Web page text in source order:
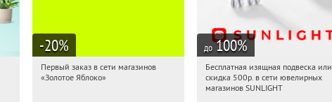
-20%
09:58:55
Получи первым!
Первый заказ в сети магазинов
«Золотое Яблоко»
до 100%
09:58:55 Получили:
Россия
Бесплатная изящная подвеска или
скидка 500р. в сети ювелирных
магазинов SUNLIGHT